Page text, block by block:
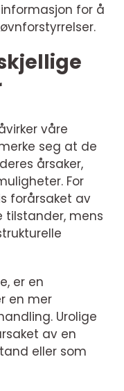
for å
våre
seg at de
årsaker,
For
forårsaket av
tilstander, mens
er en
en mer
Urolige
av en
eller som